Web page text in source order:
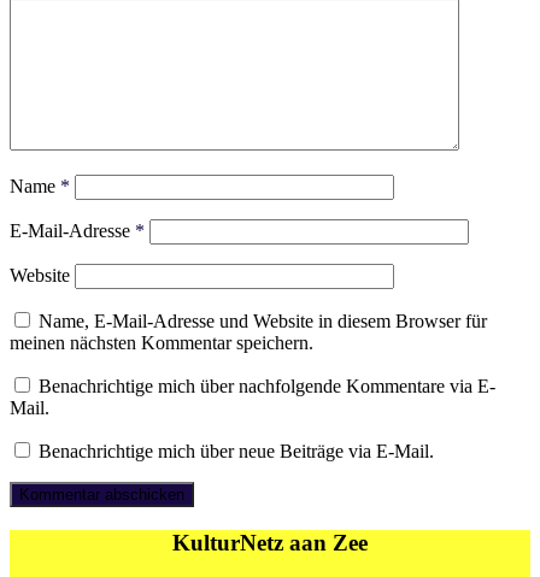
Name *
E-Mail-Adresse *
Website
Name, E-Mail-Adresse und Website in diesem Browser für
meinen nächsten Kommentar speichern.
Benachrichtige mich über nachfolgende Kommentare via E-
Mail.
Benachrichtige mich über neue Beiträge via E-Mail.
KulturNetz aan Zee